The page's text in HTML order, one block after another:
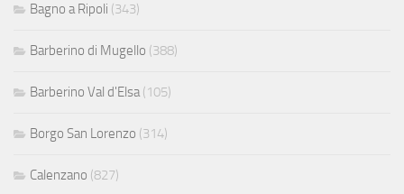
Bagno a Ripoli (343)
Barberino di Mugello (388)
Barberino Val d'Elsa(105)
Borgo San Lorenzo (314)
Calenzano (827)